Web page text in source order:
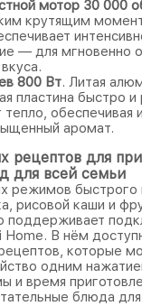
мотор 30 000
крутящим
— для мгновенно
800 Вт. Литая
пластина быстро
обеспечивая
аромат.
рецептов для
для всей семьи
режимов быстрого
рисовой каши и
поддерживает
В нём
которые
одним
и время
блюда